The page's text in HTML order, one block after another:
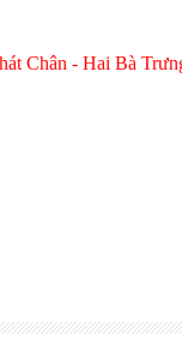
Chân - Hai Bà